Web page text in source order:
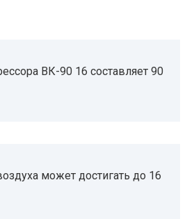
ВК-90 16 составляет 90
может достигать до 16